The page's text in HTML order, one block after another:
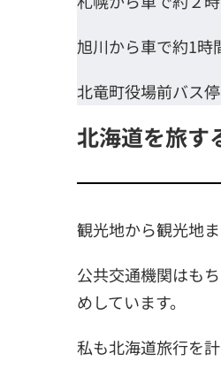
旭川から車で約1時
北竜町役場前バス
北海道を旅す
観光地から観光地
公共交通機関はも
めしています。
私も北海道旅行を